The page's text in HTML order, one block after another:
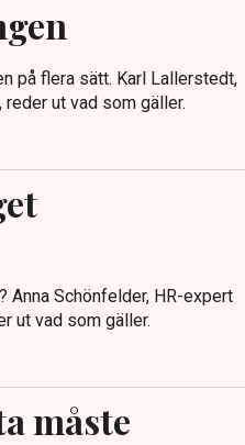
på flera sätt. Karl Lallerstedt,
ut vad som gäller.
Anna Schönfelder, HR-expert
ut vad som gäller.
måste